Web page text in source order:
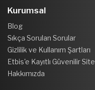
Kurumsal
Blog
Sıkça Sorulan Sorular
Gizlilik ve Kullanım Şartları
Etbis'e Kayıtlı Güvenilir Site
Hakkımızda